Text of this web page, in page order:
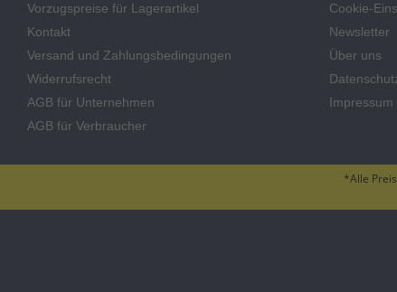
Vorzugspreise für Lagerartikel
Kontakt
Versand und Zahlungsbedingungen
Widerrufsrecht
AGB für Unternehmen
AGB für Verbraucher
Cookie-
Newsletter
Über uns
Impressum
*Alle